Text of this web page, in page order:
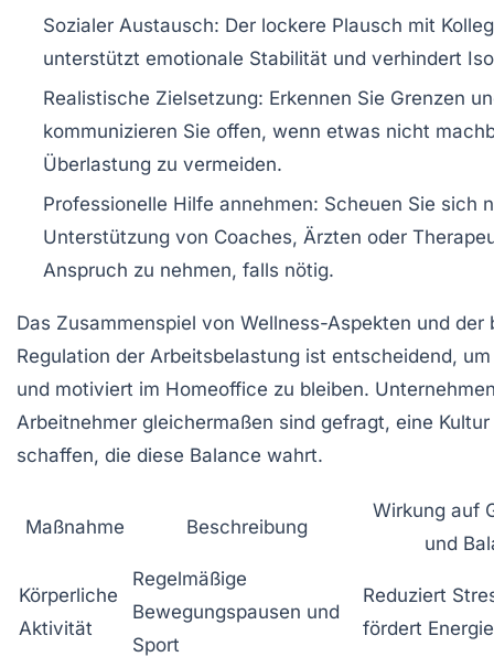
Sozialer Austausch: Der lockere Plausch mit
unterstützt emotionale Stabilität und verhindert
Realistische Zielsetzung: Erkennen Sie Grenzen
kommunizieren Sie offen, wenn etwas nicht
Überlastung zu vermeiden.
Professionelle Hilfe annehmen: Scheuen Sie sich
Unterstützung von Coaches, Ärzten oder
Anspruch zu nehmen, falls nötig.
Das Zusammenspiel von Wellness-Aspekten und der
Regulation der Arbeitsbelastung ist entscheidend,
und motiviert im Homeoffice zu bleiben.
Arbeitnehmer gleichermaßen sind gefragt, eine Kultur
schaffen, die diese Balance wahrt.
Maßnahme Beschreibung
Wirkung auf
und
Körperliche
Aktivität
Regelmäßige
Bewegungspausen und
Sport
Reduziert
fördert Energie